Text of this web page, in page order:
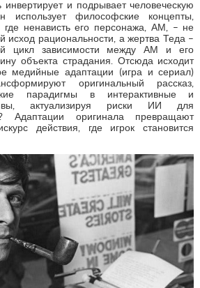
инвертирует и подрывает человеческую
использует философские концепты,
где ненависть его персонажа, АМ, – не
исход рациональности, а жертва Теда –
цикл зависимости между АМ и его
объекта страдания. Отсюда исходит
медийные адаптации (игра и сериал)
оригинальный рассказ,
парадигмы в интерактивные и
актуализируя риски ИИ для
Адаптации оригинала превращают
действия, где игрок становится